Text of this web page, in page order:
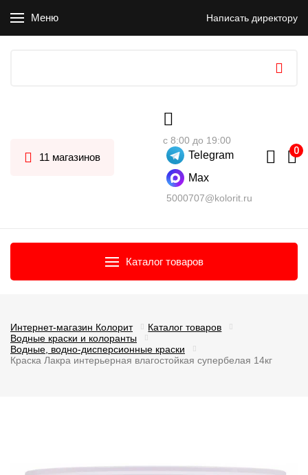
Меню Написать директору
11 магазинов
с 8:00 до 19:00
Telegram
Max
5000707@kolorit.ru
Каталог товаров
Интернет-магазин Колорит
Каталог товаров
Водные краски и колоранты
Водные, водно-дисперсионные краски
Краска Лакра интерьерная влагостойкая супербелая 14кг